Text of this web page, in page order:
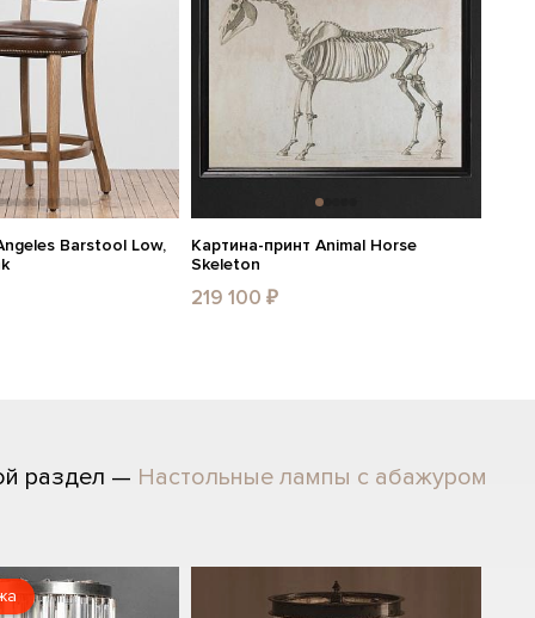
Barstool Low,
Картина-принт Animal Horse
Skeleton
219 100 ₽
раздел — Настольные лампы с абажуром